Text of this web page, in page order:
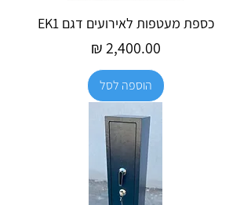
כספת מעטפות לאירועים דגם EK1
מחיר
הוספה לסל